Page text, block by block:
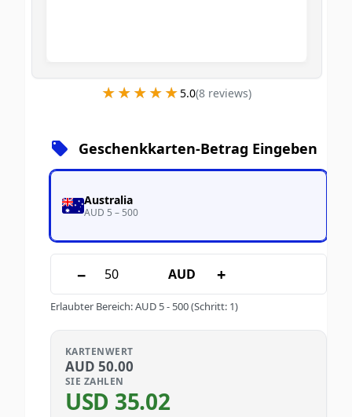
★★★★★
★★★★★5.0(8reviews)
Geschenkkarten-Betrag Eingeben
Australia
AUD 5 – 500
− AUD +
Erlaubter Bereich:AUD 5- 500(Schritt: 1)
KARTENWERT
AUD 50.00
SIE ZAHLEN
USD 35.02